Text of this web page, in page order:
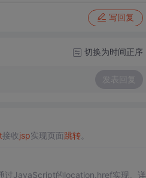
写回复
切换为时间正序
发表回复
接收jsp实现页面跳转。
过JavaScript的location.href实现。详